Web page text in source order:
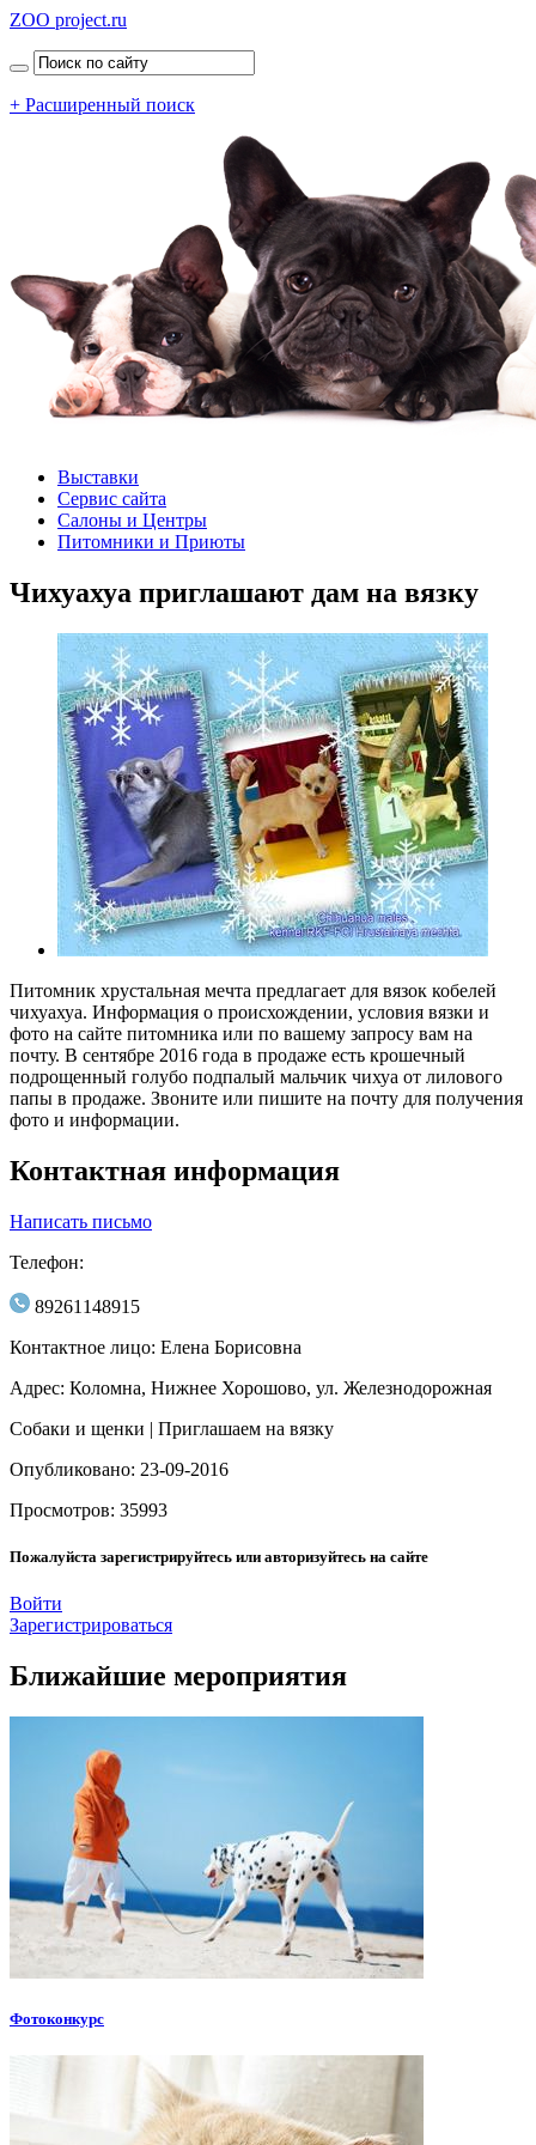
ZOO project.ru
+ Расширенный поиск
Выставки
Сервис сайта
Салоны и Центры
Питомники и Приюты
Чихуахуа приглашают дам на вязку
Питомник хрустальная мечта предлагает для вязок кобелей
чихуахуа. Информация о происхождении, условия вязки и
фото на сайте питомника или по вашему запросу вам на
почту. В сентябре 2016 года в продаже есть крошечный
подрощенный голубо подпалый мальчик чихуа от лилового
папы в продаже. Звоните или пишите на почту для получения
фото и информации.
Контактная информация
Написать письмо
Телефон:
89261148915
Контактное лицо: Елена Борисовна
Адрес: Коломна, Нижнее Хорошово, ул. Железнодорожная
Собаки и щенки | Приглашаем на вязку
Опубликовано: 23-09-2016
Просмотров: 35993
Пожалуйста зарегистрируйтесь или авторизуйтесь на сайте
Войти
Зарегистрироваться
Ближайшие мероприятия
Фотоконкурс